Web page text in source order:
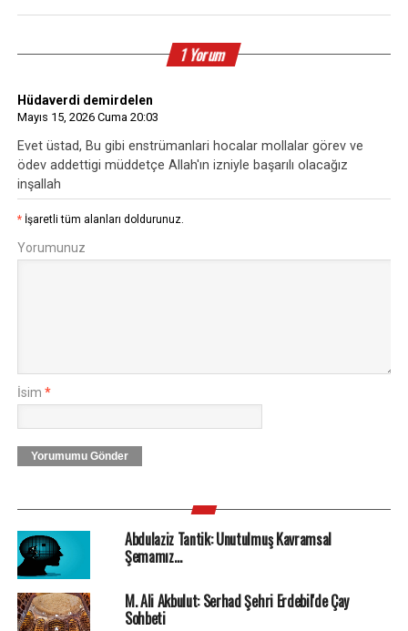
1 Yorum
Hüdaverdi demirdelen
Mayıs 15, 2026 Cuma 20:03
Evet üstad, Bu gibi enstrümanlari hocalar mollalar görev ve
ödev addettigi müddetçe Allah'ın izniyle başarılı olacağız
inşallah
* İşaretli tüm alanları doldurunuz.
Yorumunuz
İsim *
Yorumumu Gönder
Abdulaziz Tantik: Unutulmuş Kavramsal
Şemamız…
M. Ali Akbulut: Serhad Şehri Erdebil'de Çay
Sohbeti